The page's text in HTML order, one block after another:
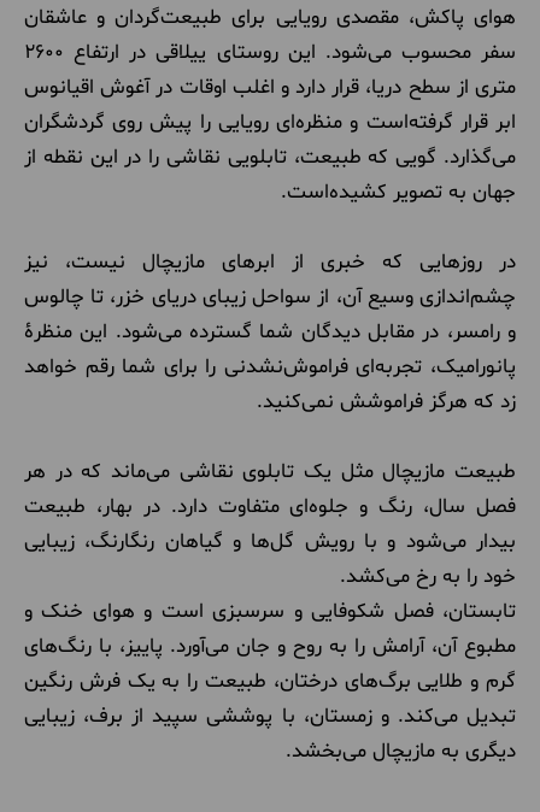
هوای پاکش، مقصدی رویایی برای طبیعت‌گردان و عاشقان
سفر محسوب می‌شود. این روستای ییلاقی در ارتفاع 2600
متری از سطح دریا، قرار دارد و اغلب اوقات در آغوش اقیانوس
ابر قرار گرفته‌است و منظره‌ای رویایی را پیش روی گردشگران
می‌گذارد. گویی که طبیعت، تابلویی نقاشی را در این نقطه از
جهان به تصویر کشیده‌است.
در روزهایی که خبری از ابرهای مازیچال نیست، نیز
چشم‌اندازی وسیع آن، از سواحل زیبای دریای خزر، تا چالوس
و رامسر، در مقابل دیدگان شما گسترده می‌شود. این منظرۀ
پانورامیک، تجربه‌ای فراموش‌نشدنی را برای شما رقم خواهد
زد که هرگز فراموشش نمی‌کنید.
طبیعت مازیچال مثل یک تابلوی نقاشی می‌ماند که در هر
فصل سال، رنگ و جلوه‌ای متفاوت دارد. در بهار، طبیعت
بیدار می‌شود و با رویش گل‌ها و گیاهان رنگارنگ، زیبایی
خود را به رخ می‌کشد.
تابستان، فصل شکوفایی و سرسبزی است و هوای خنک و
مطبوع آن، آرامش را به روح و جان می‌آورد. پاییز، با رنگ‌های
گرم و طلایی برگ‌های درختان، طبیعت را به یک فرش رنگین
تبدیل می‌کند. و زمستان، با پوششی سپید از برف، زیبایی
دیگری به مازیچال می‌بخشد.